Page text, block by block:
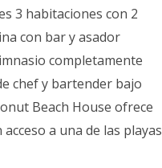
3 habitaciones con 2
con bar y asador
completamente
chef y bartender bajo
Beach House ofrece
a una de las playas